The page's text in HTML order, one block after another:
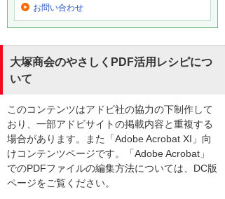
お問い合わせ
大塚商会のやさしくPDF活用レシピにつ
いて
このコンテンツはアドビ社の協力の下制作して
おり、一部アドビサイトの掲載内容と重複する
場合があります。また「Adobe Acrobat XI」向
けコンテンツページです。「Adobe Acrobat」
でのPDFファイルの編集方法については、DC版
ページをご覧ください。